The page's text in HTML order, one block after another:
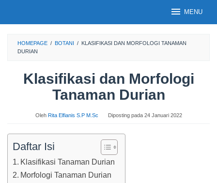
MENU
HOMEPAGE / BOTANI / KLASIFIKASI DAN MORFOLOGI TANAMAN
DURIAN
Klasifikasi dan Morfologi
Tanaman Durian
Oleh Rita Elfianis S.P M.Sc Diposting pada 24 Januari 2022
Daftar Isi
Klasifikasi Tanaman Durian
Morfologi Tanaman Durian